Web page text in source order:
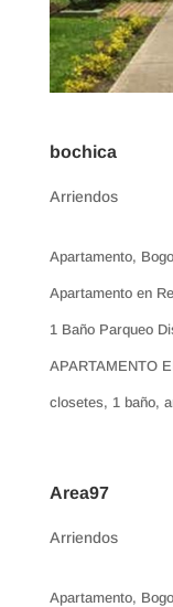
bochica
Arriendos
Apartamento,
Apartamento en
1 Baño Parqueo
APARTAMENTO
closetes, 1 baño,
Area97
Arriendos
Apartamento,